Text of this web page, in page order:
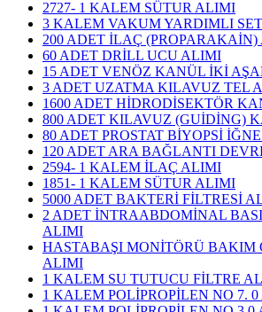
2727- 1 KALEM SÜTUR ALIMI
3 KALEM VAKUM YARDIMLI
200 ADET İLAÇ
60 ADET DRİLL UCU ALIMI
15 ADET VENÖZ KANÜL İKİ
3 ADET UZATMA KILAVUZ TEL
1600 ADET HİDRODİSEKTÖR
800 ADET KILAVUZ (GUİDİNG)
80 ADET PROSTAT BİYOPSİ
120 ADET ARA BAĞLANTI
2594- 1 KALEM İLAÇ ALIMI
1851- 1 KALEM SÜTUR ALIMI
5000 ADET BAKTERİ FİLTRESİ
2 ADET İNTRAABDOMİNAL
ALIMI
HASTABAŞI MONİTÖRÜ BAKIM
ALIMI
1 KALEM SU TUTUCU FİLTRE
1 KALEM POLİPROPİLEN NO 7.